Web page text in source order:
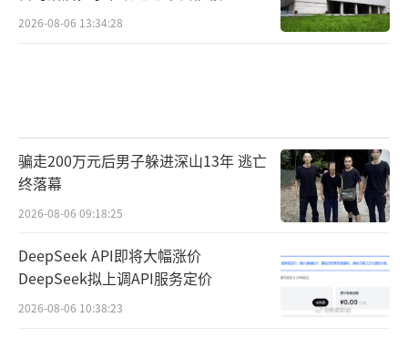
馏技术
2026-08-06 13:34:28
骗走200万元后男子躲进深山13年 逃亡
终落幕
2026-08-06 09:18:25
DeepSeek API即将大幅涨价
DeepSeek拟上调API服务定价
2026-08-06 10:38:23